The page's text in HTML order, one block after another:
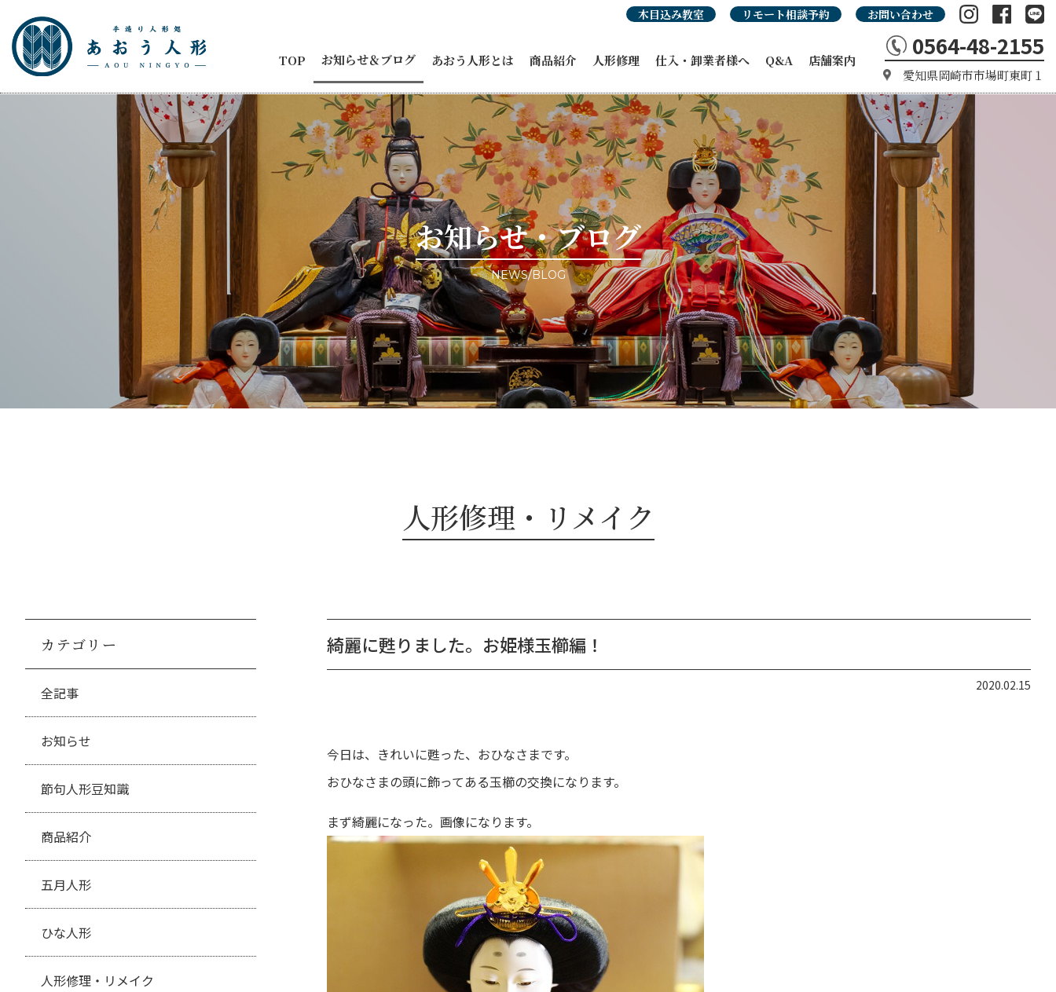
木目込み教室 リモート相談予約 お問い合わせ
TOP お知らせ＆ブログ
お知らせ
節句人形豆知識
商品紹介
五月人形
ひな人形
人形修理・リメイク
メディア掲載
イベント情報
納品事例ブログ
2代目のブログ
あおう人形とは
あおう人形の強み
職人紹介・受賞歴
あおう人形の歴史
商品紹介
ひな人形
オーダーひな人形
五月人形
飾り馬
こいのぼり
正月飾り
お祝い・贈答品
コラボ商品・作品
お客様宅納品事例
人形修理 仕入・卸業者様へ
穂洲工房の強み
ひな人形カタログ
飾り馬カタログ
その他商品カタログ
Q&A 店舗案内
0564-48-2155
愛知県岡崎市市場町東町１
お知らせ・ブログ
NEWS/BLOG
人形修理・リメイク
カテゴリー
全記事
お知らせ
節句人形豆知識
商品紹介
五月人形
ひな人形
人形修理・リメイク
綺麗に甦りました。お姫様玉櫛編！
2020.02.15
今日は、きれいに甦った、おひなさまです。
おひなさまの頭に飾ってある玉櫛の交換になります。
まず綺麗になった。画像になります。